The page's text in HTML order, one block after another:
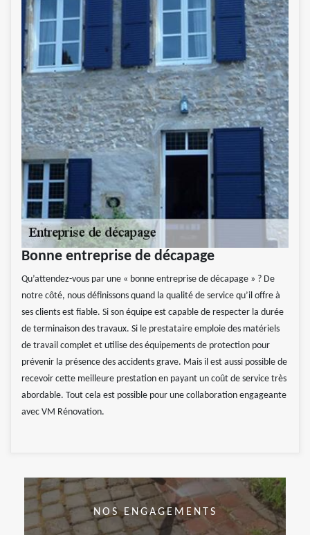
Bonne entreprise de décapage
Qu’attendez-vous par une « bonne entreprise de décapage » ? De
notre côté, nous définissons quand la qualité de service qu’il offre à
ses clients est fiable. Si son équipe est capable de respecter la durée
de terminaison des travaux. Si le prestataire emploie des matériels
de travail complet et utilise des équipements de protection pour
prévenir la présence des accidents grave. Mais il est aussi possible de
recevoir cette meilleure prestation en payant un coût de service très
abordable. Tout cela est possible pour une collaboration engageante
avec VM Rénovation.
NOS ENGAGEMENTS